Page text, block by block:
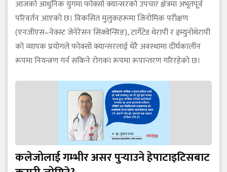
आजको आधुनिक युगमा फोक्सो क्यान्सरको उपचार क्षेत्रमा अभूतपूर्व
परिवर्तन आएको छ। विकसित मुलुकहरूमा जिनोमिक परीक्षण
(एनजीएस–नेक्स्ट जेनेरेसन सिक्वेन्सिङ), टार्गेटेड थेरापी र इम्युनोथेरापी
को व्यापक प्रयोगले फोक्सो क्यान्सरलाई धेरै अवस्थामा दीर्घकालीन
रूपमा नियन्त्रण गर्न सकिने रोगका रूपमा रूपान्तरण गरिरहेको छ।
कलेजोलाई गम्भीर असर पुर्‍याउने हेपाटाइटिसबाट